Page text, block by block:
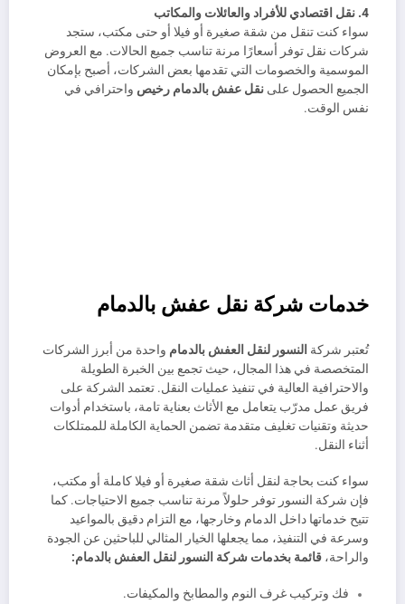
4. نقل اقتصادي للأفراد والعائلات والمكاتب
سواء كنت تنقل من شقة صغيرة أو فيلا أو حتى مكتب، ستجد
شركات نقل توفر أسعارًا مرنة تناسب جميع الحالات. مع العروض
الموسمية والخصومات التي تقدمها بعض الشركات، أصبح بإمكان
الجميع الحصول على نقل عفش بالدمام رخيص واحترافي في
نفس الوقت.
خدمات شركة نقل عفش بالدمام
تُعتبر شركة النسور لنقل العفش بالدمام واحدة من أبرز الشركات
المتخصصة في هذا المجال، حيث تجمع بين الخبرة الطويلة
والاحترافية العالية في تنفيذ عمليات النقل. تعتمد الشركة على
فريق عمل مدرّب يتعامل مع الأثاث بعناية تامة، باستخدام أدوات
حديثة وتقنيات تغليف متقدمة تضمن الحماية الكاملة للممتلكات
أثناء النقل.
سواء كنت بحاجة لنقل أثاث شقة صغيرة أو فيلا كاملة أو مكتب،
فإن شركة النسور توفر حلولاً مرنة تناسب جميع الاحتياجات. كما
تتيح خدماتها داخل الدمام وخارجها، مع التزام دقيق بالمواعيد
وسرعة في التنفيذ، مما يجعلها الخيار المثالي للباحثين عن الجودة
والراحة، قائمة بخدمات شركة النسور لنقل العفش بالدمام:
فك وتركيب غرف النوم والمطابخ والمكيفات.